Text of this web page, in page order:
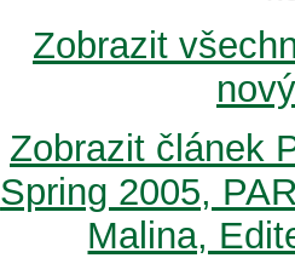
Zobrazit
Zobrazit článek
Spring 2005,
Malina,